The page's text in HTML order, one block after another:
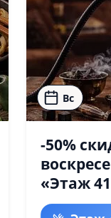
Вс
-50%
«Этаж